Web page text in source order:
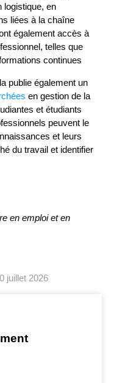
logistique, en
liées à la chaîne
également accès à
telles que
continues
publie également un
en gestion de la
et étudiants
peuvent le
et leurs
du travail et identifier
en emploi et en
juillet 2026